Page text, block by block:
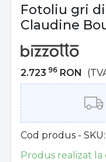
Fotoliu gri
Claudine
2.723 96 RON
Cod produs - SKU
Produs realizat